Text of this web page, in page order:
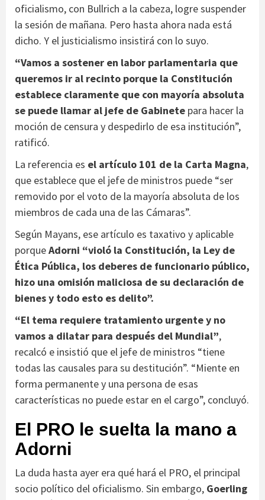
oficialismo, con Bullrich a la cabeza, logre suspender
la sesión de mañana. Pero hasta ahora nada está
dicho. Y el justicialismo insistirá con lo suyo.
“Vamos a sostener en labor parlamentaria que
queremos ir al recinto porque la Constitución
establece claramente que con mayoría absoluta
se puede llamar al jefe de Gabinete para hacer la
moción de censura y despedirlo de esa institución”,
ratificó.
La referencia es el artículo 101 de la Carta Magna,
que establece que el jefe de ministros puede “ser
removido por el voto de la mayoría absoluta de los
miembros de cada una de las Cámaras”.
Según Mayans, ese artículo es taxativo y aplicable
porqueAdorni “violó la Constitución, la Ley de
Ética Pública, los deberes de funcionario público,
hizo una omisión maliciosa de su declaración de
bienes y todo esto es delito”.
“El tema requiere tratamiento urgente y no
vamos a dilatar para después del Mundial”,
recalcó e insistió que el jefe de ministros “tiene
todas las causales para su destitución”. “Miente en
forma permanente y una persona de esas
características no puede estar en el cargo”, concluyó.
El PRO le suelta la mano a
Adorni
La duda hasta ayer era qué hará el PRO, el principal
socio político del oficialismo. Sin embargo, Goerling